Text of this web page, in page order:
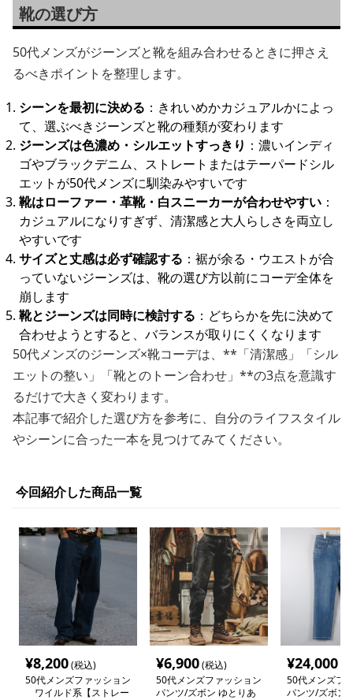
靴の選び方
50代メンズがジーンズと靴を組み合わせるときに押さえ
るべきポイントを整理します。
シーンを最初に決める ：きれいめかカジュアルかによっ
て、選ぶべきジーンズと靴の種類が変わります
ジーンズは色濃め・シルエットすっきり ：濃いインディ
ゴやブラックデニム、ストレートまたはテーパードシル
エットが50代メンズに馴染みやすいです
靴はローファー・革靴・白スニーカーが合わせやすい ：
カジュアルになりすぎず、清潔感と大人らしさを両立し
やすいです
サイズと丈感は必ず確認する ：裾が余る・ウエストが合
っていないジーンズは、靴の選び方以前にコーデ全体を
崩します
靴とジーンズは同時に検討する ：どちらかを先に決めて
合わせようとすると、バランスが取りにくくなります
50代メンズのジーンズ×靴コーデは、**「清潔感」「シル
エットの整い」「靴とのトーン合わせ」**の3点を意識す
るだけで大きく変わります。
本記事で紹介した選び方を参考に、自分のライフスタイル
やシーンに合った一本を見つけてみてください。
今回紹介した商品一覧
¥8,200(税込)
50代メンズファッション
ワイルド系【ストレー
¥6,900(税込)
50代メンズファッション
パンツ/ズボン ゆとりあ
¥24,000
50代メンズフ
パンツ/ズボン